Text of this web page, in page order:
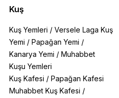
Kuş
Kuş Yemleri / Versele Laga Kuş
Yemi / Papağan Yemi /
Kanarya Yemi / Muhabbet
Kuşu Yemleri
Kuş Kafesi / Papağan Kafesi
Muhabbet Kuş Kafesi /